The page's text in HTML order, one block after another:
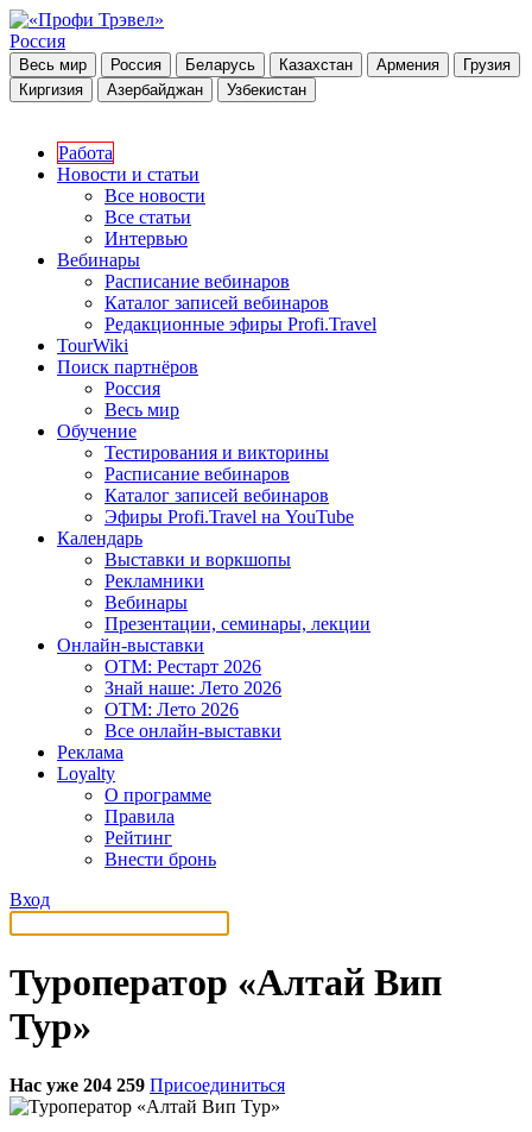
Россия
Весь мир Россия Беларусь Казахстан Армения
Грузия
Киргизия
Азербайджан Узбекистан
Работа
Новости и статьи
Все новости
Все статьи
Интервью
Вебинары
Расписание вебинаров
Каталог записей вебинаров
Редакционные эфиры Profi.Travel
TourWiki
Поиск партнёров
Россия
Весь мир
Обучение
Тестирования и викторины
Расписание вебинаров
Каталог записей вебинаров
Эфиры Profi.Travel на YouTube
Календарь
Выставки и воркшопы
Рекламники
Вебинары
Презентации, семинары, лекции
Онлайн-выставки
OTM: Рестарт 2026
Знай наше: Лето 2026
OTM: Лето 2026
Все онлайн-выставки
Реклама
Loyalty
О программе
Правила
Рейтинг
Внести бронь
Вход
Туроператор «Алтай Вип
Тур»
Нас уже 204 259 Присоединиться